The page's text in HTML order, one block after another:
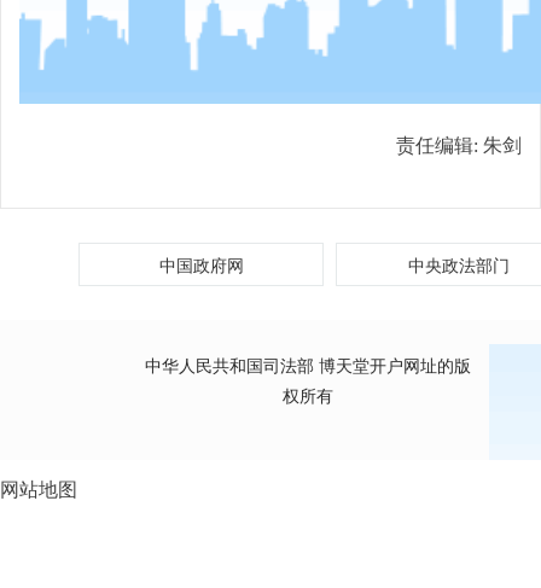
责任编辑: 朱剑
中国政府网 中央政法部门
中华人民共和国司法部 博天堂开户网址的版
权所有
网站地图